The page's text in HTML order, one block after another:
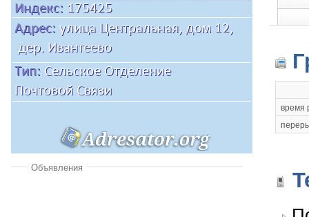
Объявления
время